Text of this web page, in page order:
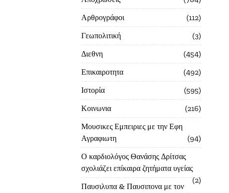
Αρθρογράφοι
112
Γεωπολιτική
3
Διεθνη
454
Επικαιροτητα
492
Ιστορία
595
Κοινωνια
216
Μουσικες Εμπειριες με την Εφη
Αγραφιωτη
94
Ο καρδιολόγος Θανάσης Δρίτσας
σχολιάζει επίκαιρα ζητήματα υγείας
2
Παυσιλυπα & Παυσιπονα με τον